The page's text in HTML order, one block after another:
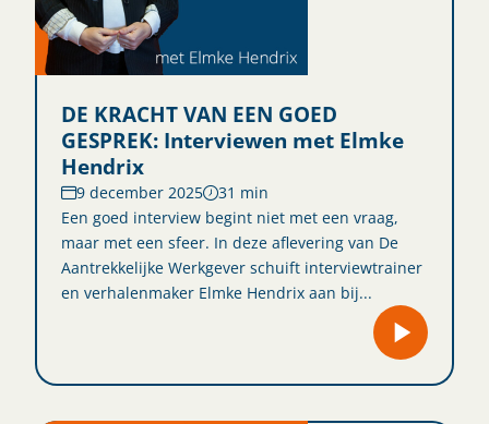
DE KRACHT VAN EEN GOED
GESPREK: Interviewen met Elmke
Hendrix
9 december 2025
31 min
Een goed interview begint niet met een vraag,
maar met een sfeer. In deze aflevering van De
Aantrekkelijke Werkgever schuift interviewtrainer
en verhalenmaker Elmke Hendrix aan bij...